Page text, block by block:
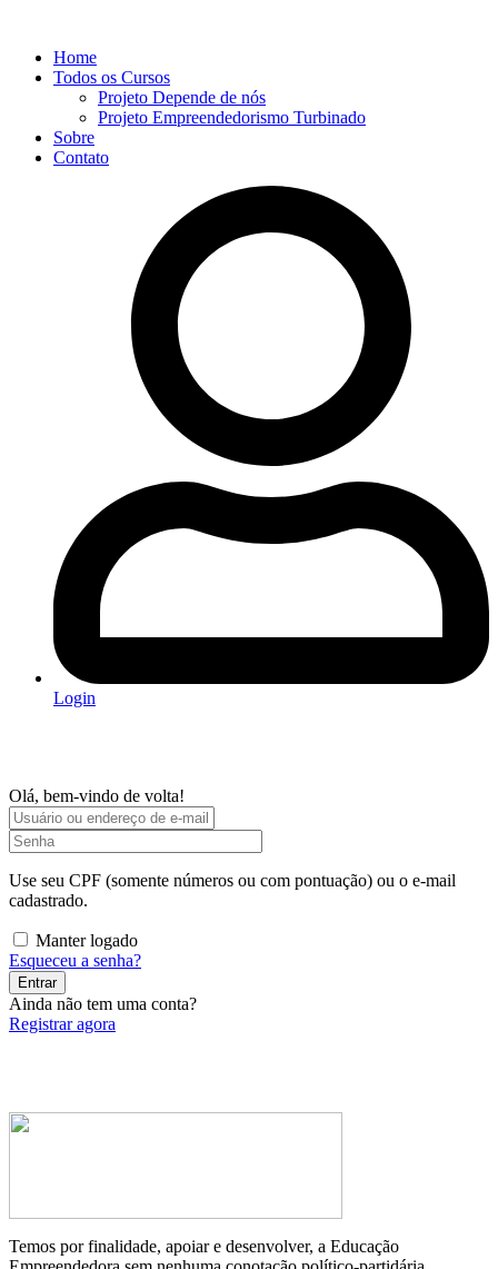
Home
Todos os Cursos
Projeto Depende de nós
Projeto Empreendedorismo Turbinado
Sobre
Contato
Login
Olá, bem-vindo de volta!
Use seu CPF (somente números ou com pontuação) ou o e-mail
cadastrado.
Manter logado
Esqueceu a senha?
Entrar
Ainda não tem uma conta?
Registrar agora
Temos por finalidade, apoiar e desenvolver, a Educação